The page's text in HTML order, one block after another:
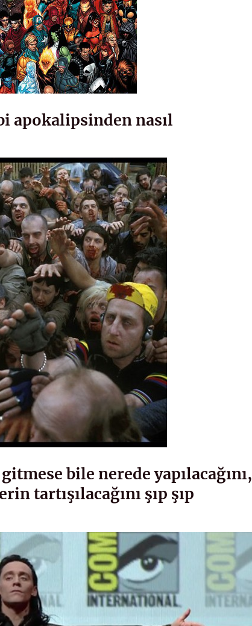
apokalipsinden nasıl
bile nerede yapılacağını,
tartışılacağını şıp şıp